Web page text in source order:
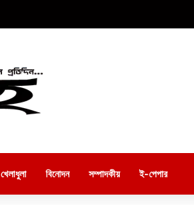
খেলাধুলা বিনোদন সম্পাদকীয় ই-পেপার